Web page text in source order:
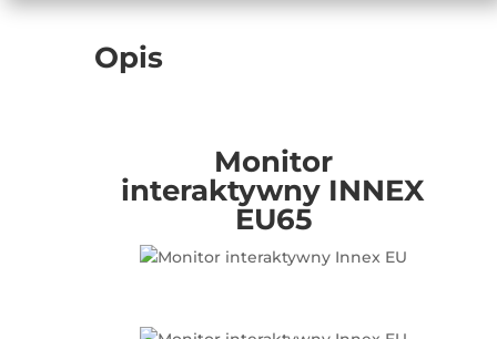
Opis
Monitor
interaktywny INNEX
EU65